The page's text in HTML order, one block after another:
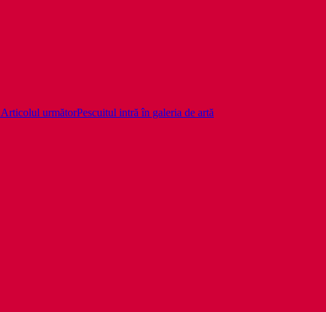
Articolul următorPescuitul intră în galeria de artă